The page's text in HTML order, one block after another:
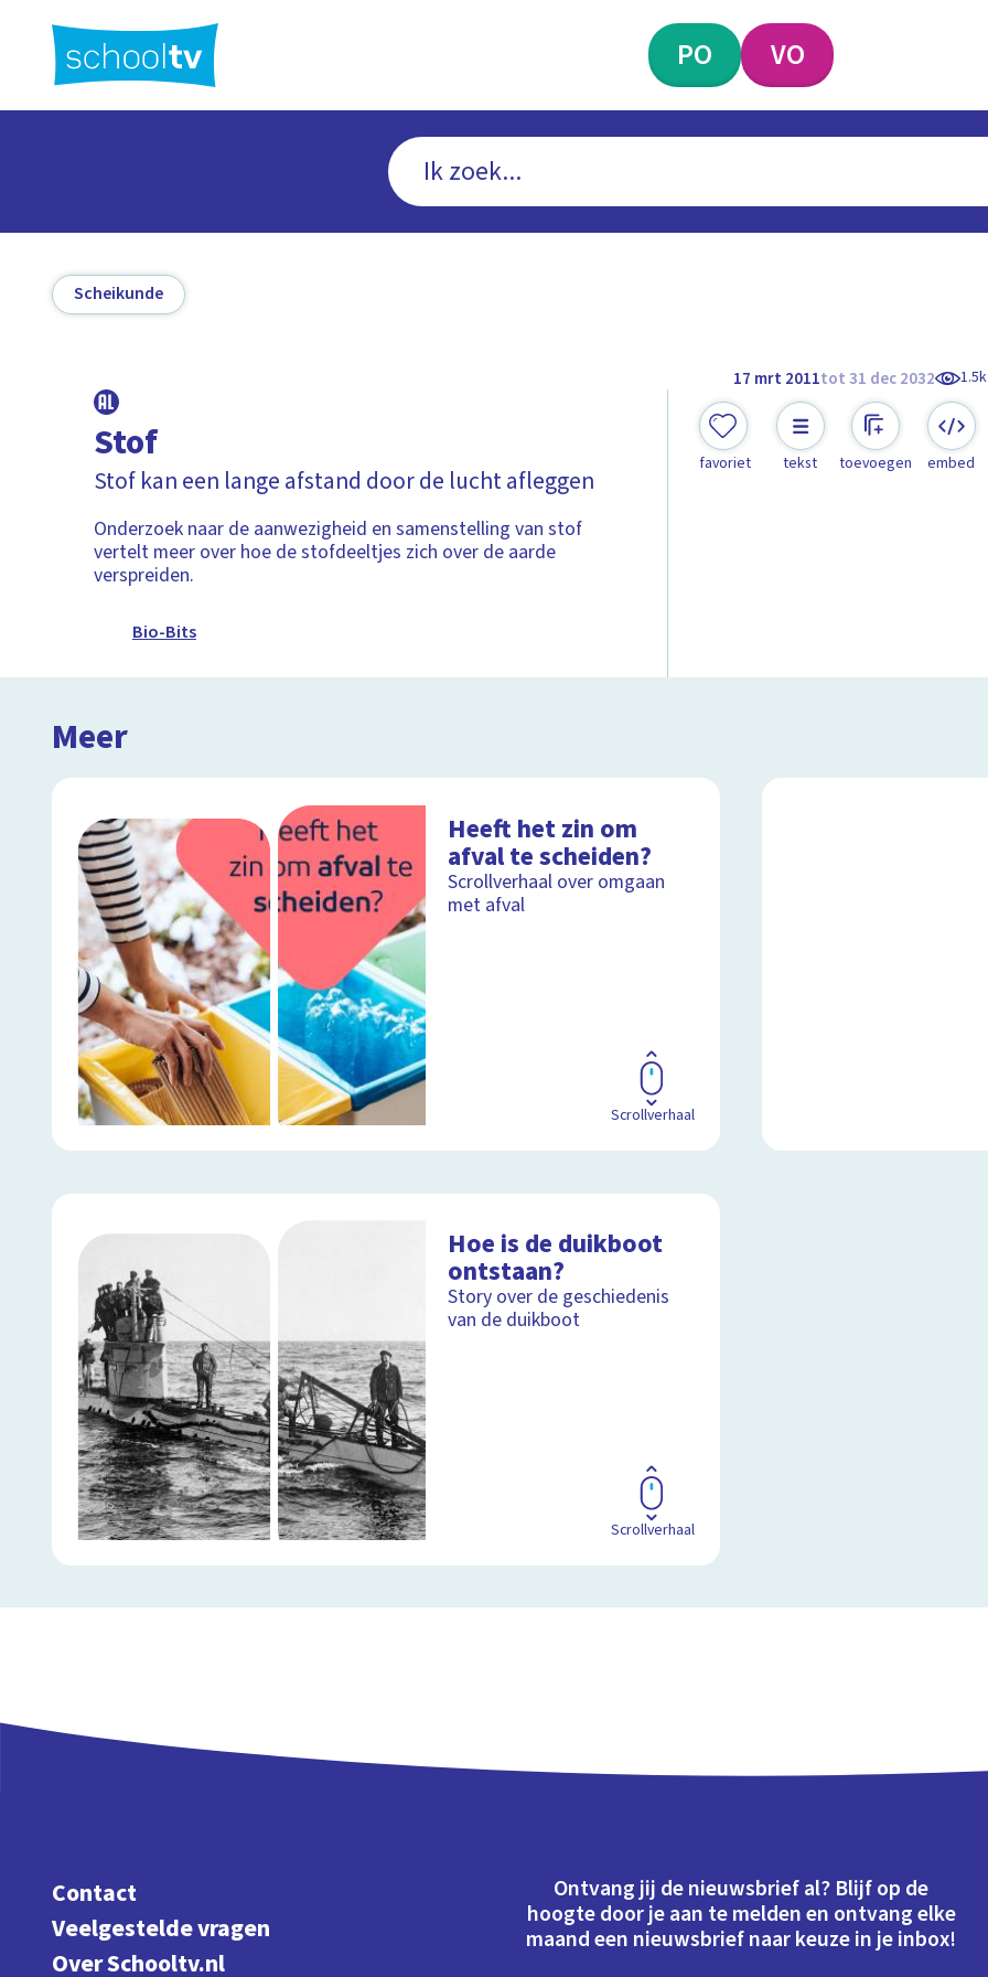
hoofdinhoud
PO VO
Scheikunde
17 mrt 2011tot 31 dec 2032 1.5k
Stof
Stof kan een lange afstand door de lucht afleggen
Onderzoek naar de aanwezigheid en samenstelling van stof
vertelt meer over hoe de stofdeeltjes zich over de aarde
verspreiden.
Bio-Bits
favoriet tekst toevoegen embed
Meer
Heeft het zin om
afval te scheiden?
Scrollverhaal over omgaan
met afval
Scrollverhaal
Hoe is de duikboot
ontstaan?
Story over de geschiedenis
van de duikboot
Scrollverhaal
Contact
Veelgestelde vragen
Over Schooltv.nl
Ontvang jij de nieuwsbrief al? Blijf op de
hoogte door je aan te melden en ontvang elke
maand een nieuwsbrief naar keuze in je inbox!